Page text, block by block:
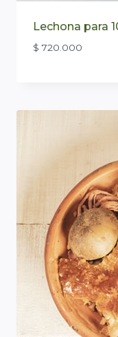
Lechona para
$ 720.000